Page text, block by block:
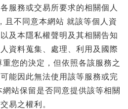
服務或交易所要求的相關個人
且不同意本網站 就該等個人資
及本隱私權聲明及其相關告知
資料蒐集、處理、利用及國際
您的決定，但依照各該服務之
能因此無法使用該等服務或完
網站保留是否同意提供該等相關
易之權利。